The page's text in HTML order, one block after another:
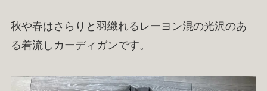
秋や春はさらりと羽織れるレーヨン混の光沢のあ
る着流しカーディガンです。